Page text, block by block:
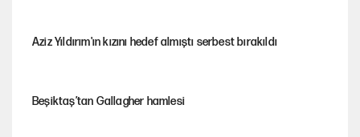
Aziz Yıldırım'ın kızını hedef almıştı serbest bırakıldı
Beşiktaş’tan Gallagher hamlesi